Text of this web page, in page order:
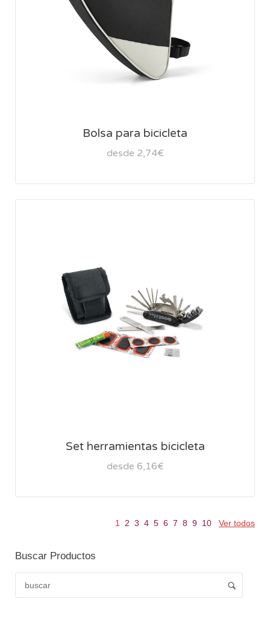
Bolsa para bicicleta
desde 2,74€
Set herramientas bicicleta
desde 6,16€
1 2 3 4 5 6 7 8 9 10 Ver todos
Buscar Productos